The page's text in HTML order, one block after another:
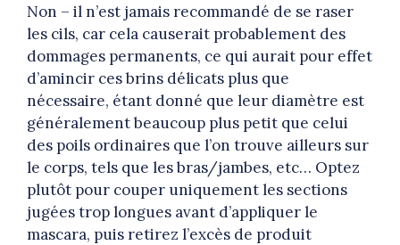
Non – il n’est jamais recommandé de se raser
les cils, car cela causerait probablement des
dommages permanents, ce qui aurait pour effet
d’amincir ces brins délicats plus que
nécessaire, étant donné que leur diamètre est
généralement beaucoup plus petit que celui
des poils ordinaires que l’on trouve ailleurs sur
le corps, tels que les bras/jambes, etc… Optez
plutôt pour couper uniquement les sections
jugées trop longues avant d’appliquer le
mascara, puis retirez l’excès de produit